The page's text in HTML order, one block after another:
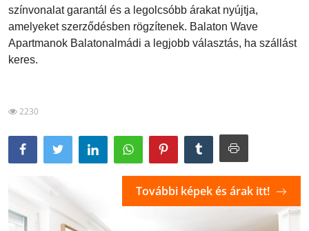
Szállások Hajdúszoboszlón
Blog
színvonalat garantál és a legolcsóbb árakat nyújtja,
amelyeket szerződésben rögzítenek. Balaton Wave
Apartmanok Balatonalmádi a legjobb választás, ha szállást
keres.
2230
További képek és árak itt!